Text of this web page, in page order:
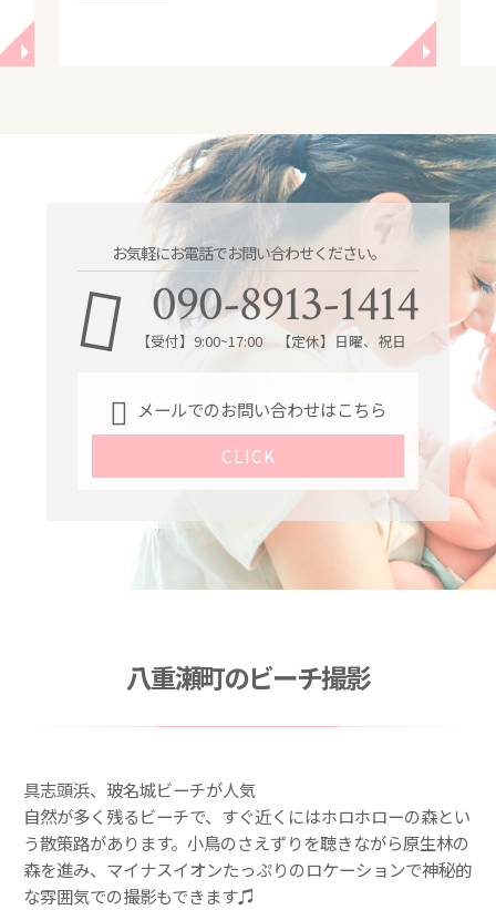
◥ ◥
お気軽にお電話でお問い合わせください。
090-8913-1414
【受付】9:00~17:00 【定休】日曜、祝日
メールでのお問い合わせはこちら
CLICK
八重瀬町のビーチ撮影
具志頭浜、玻名城ビーチが人気
自然が多く残るビーチで、すぐ近くにはホロホローの森とい
う散策路があります。小鳥のさえずりを聴きながら原生林の
森を進み、マイナスイオンたっぷりのロケーションで神秘的
な雰囲気での撮影もできます♫